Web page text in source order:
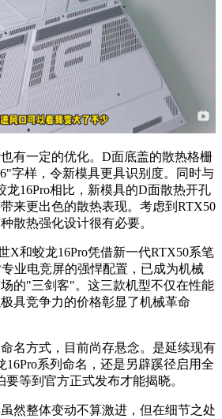
一定的优化。D面底盖的散热格栅
字样，令新模具更具识别度。同时与
16Pro相比，新模具的D面散热开孔
来更出色的散热表现。考虑到RTX50
散热强化设计很有必要。
蛟龙16Pro凭借新一代RTX50系笔
业电竞屏的强悍配置，已成为机械
的"三剑客"。这三款机型不仅在性能
具竞争力的价格彰显了机械革命
方式，目前尚存悬念。是延续现有
系列命名，还是另辟蹊径启用全
等到官方正式发布才能揭晓。
整体变动不算激进，但在细节之处